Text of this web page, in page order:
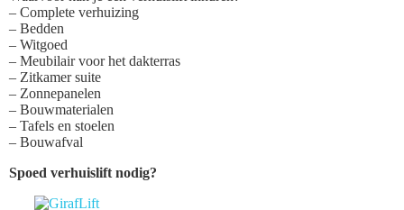
– Complete verhuizing
– Bedden
– Witgoed
– Meubilair voor het dakterras
– Zitkamer suite
– Zonnepanelen
– Bouwmaterialen
– Tafels en stoelen
– Bouwafval
Spoed verhuislift nodig?